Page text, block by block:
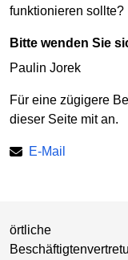
funktionieren sollte?
Bitte wenden Sie
Paulin Jorek
Für eine zügigere
dieser Seite mit an.
E-Mail
örtliche